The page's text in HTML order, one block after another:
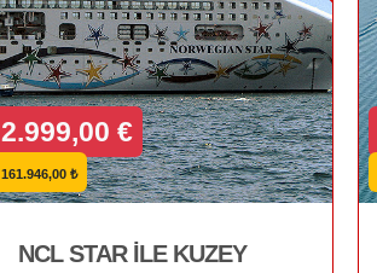
2.999,00 €
161.946,00 ₺
NCL STAR İLE KUZEY